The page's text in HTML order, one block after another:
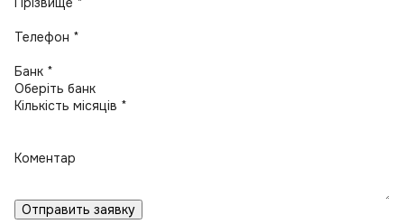
Телефон *
Банк *
Кількість місяців *
Коментар
Отправить заявку